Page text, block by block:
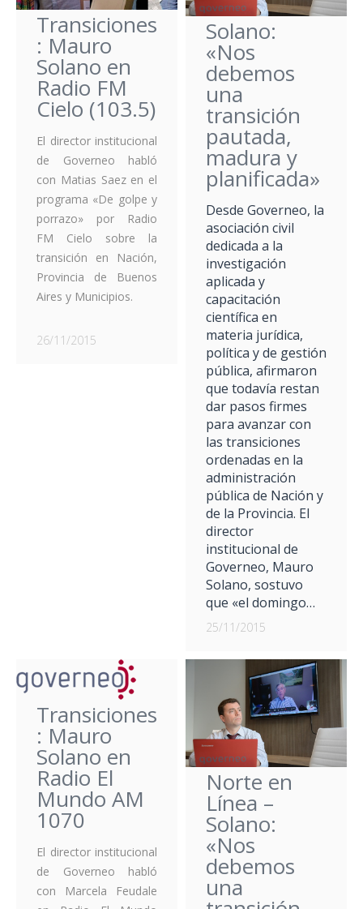
Transiciones
: Mauro
Solano en
Radio FM
Cielo (103.5)
El director institucional
de Governeo habló
con Matias Saez en el
programa «De golpe y
porrazo» por Radio
FM Cielo sobre la
transición en Nación,
Provincia de Buenos
Aires y Municipios.
26/11/2015
Solano:
«Nos
debemos
una
transición
pautada,
madura y
planificada»
Desde Governeo, la
asociación civil
dedicada a la
investigación
aplicada y
capacitación
científica en
materia jurídica,
política y de gestión
pública, afirmaron
que todavía restan
dar pasos firmes
para avanzar con
las transiciones
ordenadas en la
administración
pública de Nación y
de la Provincia. El
director
institucional de
Governeo, Mauro
Solano, sostuvo
que «el domingo…
25/11/2015
Transiciones
: Mauro
Solano en
Radio El
Mundo AM
1070
El director institucional
de Governeo habló
con Marcela Feudale
Norte en
Línea –
Solano:
«Nos
debemos
una